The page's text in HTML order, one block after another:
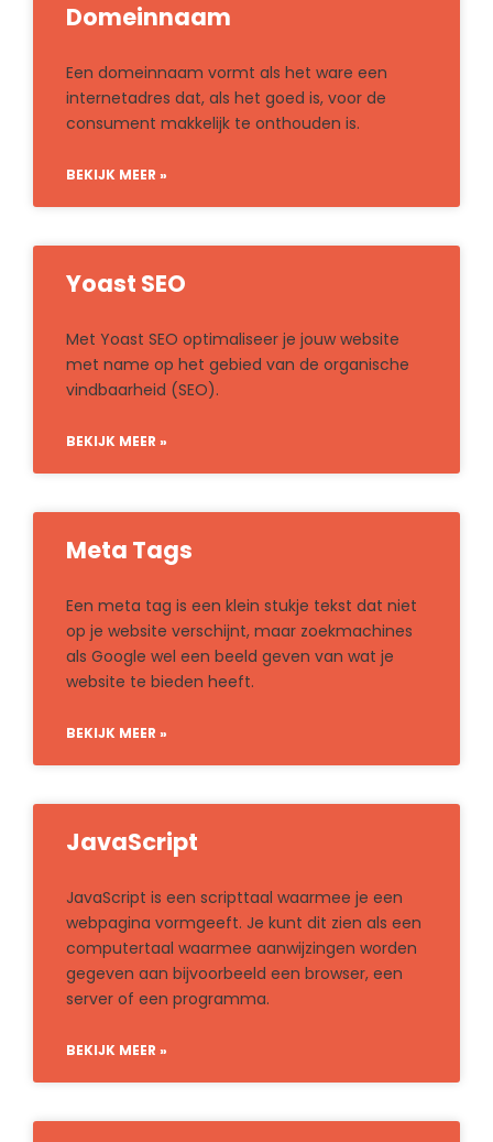
Domeinnaam
Een domeinnaam vormt als het ware een
internetadres dat, als het goed is, voor de
consument makkelijk te onthouden is.
BEKIJK MEER »
Yoast SEO
Met Yoast SEO optimaliseer je jouw website
met name op het gebied van de organische
vindbaarheid (SEO).
BEKIJK MEER »
Meta Tags
Een meta tag is een klein stukje tekst dat niet
op je website verschijnt, maar zoekmachines
als Google wel een beeld geven van wat je
website te bieden heeft.
BEKIJK MEER »
JavaScript
JavaScript is een scripttaal waarmee je een
webpagina vormgeeft. Je kunt dit zien als een
computertaal waarmee aanwijzingen worden
gegeven aan bijvoorbeeld een browser, een
server of een programma.
BEKIJK MEER »